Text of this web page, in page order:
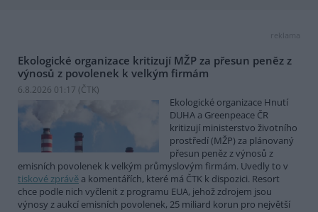
reklama
Ekologické organizace kritizují MŽP za přesun peněz z
výnosů z povolenek k velkým firmám
6.8.2026 01:17 (ČTK)
Ekologické organizace Hnutí
DUHA a Greenpeace ČR
kritizují ministerstvo životního
prostředí (MŽP) za plánovaný
přesun peněz z výnosů z
emisních povolenek k velkým průmyslovým firmám. Uvedly to v
tiskové zprávě a komentářích, které má ČTK k dispozici. Resort
chce podle nich vyčlenit z programu EUA, jehož zdrojem jsou
výnosy z aukcí emisních povolenek, 25 miliard korun pro největší